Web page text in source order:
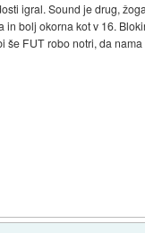
igral. Sound je drug,
in bolj okorna kot v 16.
še FUT robo notri, da nama